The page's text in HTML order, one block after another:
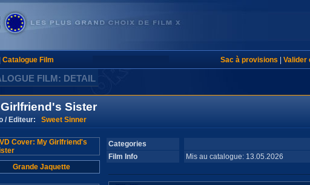
Catalogue Film Sac à provisions Valider
FILM: DETAIL
Sister
/ Editeur: Sweet Sinner
Grande Jaquette
Categories
Film Info
Mis au catalogue: 13.05.2026